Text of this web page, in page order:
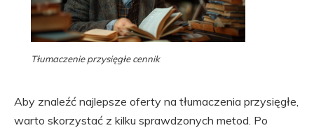
Tłumaczenie przysięgłe cennik
Aby znaleźć najlepsze oferty na tłumaczenia przysięgłe,
warto skorzystać z kilku sprawdzonych metod. Po